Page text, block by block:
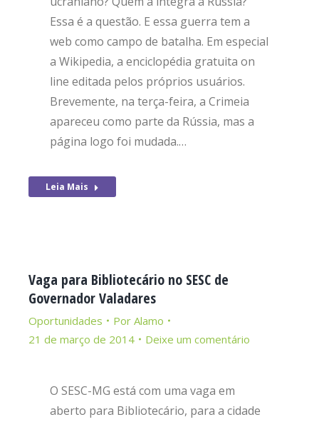
Essa é a questão. E essa guerra tem a
web como campo de batalha. Em especial
a Wikipedia, a enciclopédia gratuita on
line editada pelos próprios usuários.
Brevemente, na terça-feira, a Crimeia
apareceu como parte da Rússia, mas a
página logo foi mudada.…
Leia Mais
Vaga para Bibliotecário no SESC de
Governador Valadares
Oportunidades Por Alamo
21 de março de 2014
Deixe um comentário
O SESC-MG está com uma vaga em
aberto para Bibliotecário, para a cidade